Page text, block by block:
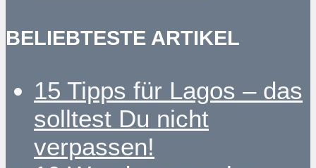
BELIEBTESTE ARTIKEL
15 Tipps für Lagos – das
solltest Du nicht
verpassen!